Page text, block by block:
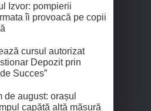
Izvor: pompierii
îi provoacă pe copii
cursul autorizat
Depozit prin
Succes”
de august: orașul
capătă altă măsură